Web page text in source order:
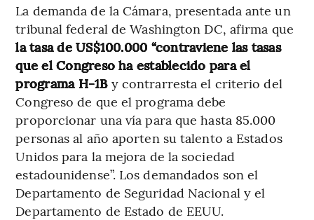
La demanda de la Cámara, presentada ante un
tribunal federal de Washington DC, afirma que
la tasa de US$100.000 “contraviene las tasas
que el Congreso ha establecido para el
programa H-1B y contrarresta el criterio del
Congreso de que el programa debe
proporcionar una vía para que hasta 85.000
personas al año aporten su talento a Estados
Unidos para la mejora de la sociedad
estadounidense”. Los demandados son el
Departamento de Seguridad Nacional y el
Departamento de Estado de EEUU.